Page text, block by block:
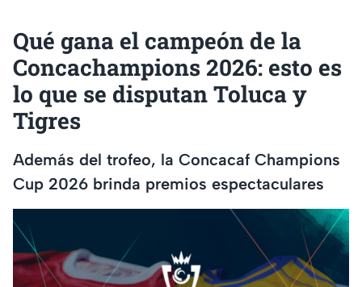
Qué gana el campeón de la
Concachampions 2026: esto es
lo que se disputan Toluca y
Tigres
Además del trofeo, la Concacaf Champions
Cup 2026 brinda premios espectaculares